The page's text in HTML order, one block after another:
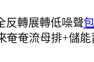
反轉展轉低噪聲
奄流母排+儲